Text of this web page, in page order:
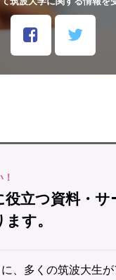
役立つ資料・
す。
、多くの筑波大生